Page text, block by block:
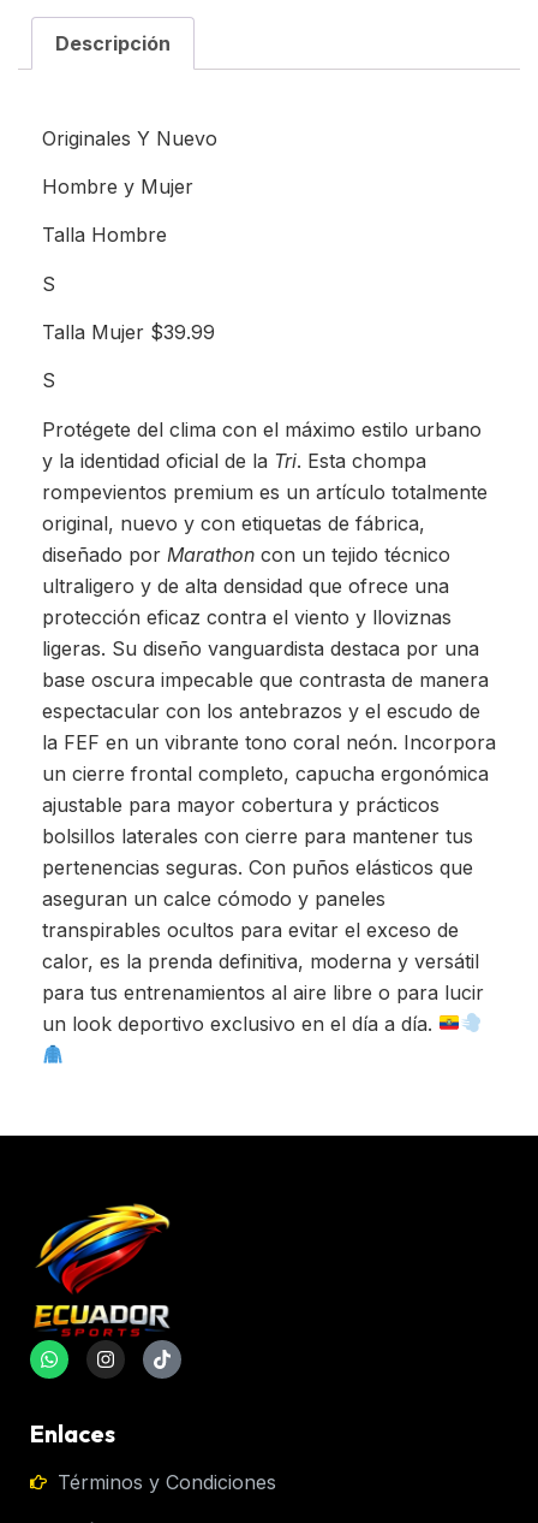
Descripción
Originales Y Nuevo
Hombre y Mujer
Talla Hombre
S
Talla Mujer $39.99
S
Protégete del clima con el máximo estilo urbano
y la identidad oficial de la Tri. Esta chompa
rompevientos premium es un artículo totalmente
original, nuevo y con etiquetas de fábrica,
diseñado por Marathon con un tejido técnico
ultraligero y de alta densidad que ofrece una
protección eficaz contra el viento y lloviznas
ligeras. Su diseño vanguardista destaca por una
base oscura impecable que contrasta de manera
espectacular con los antebrazos y el escudo de
la FEF en un vibrante tono coral neón. Incorpora
un cierre frontal completo, capucha ergonómica
ajustable para mayor cobertura y prácticos
bolsillos laterales con cierre para mantener tus
pertenencias seguras. Con puños elásticos que
aseguran un calce cómodo y paneles
transpirables ocultos para evitar el exceso de
calor, es la prenda definitiva, moderna y versátil
para tus entrenamientos al aire libre o para lucir
un look deportivo exclusivo en el día a día.
Enlaces
Términos y Condiciones